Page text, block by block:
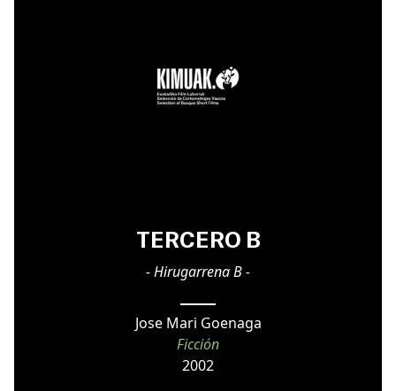
TERCERO B
- Hirugarrena B -
Jose Mari Goenaga
Ficción
2002